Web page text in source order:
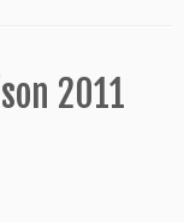
2011